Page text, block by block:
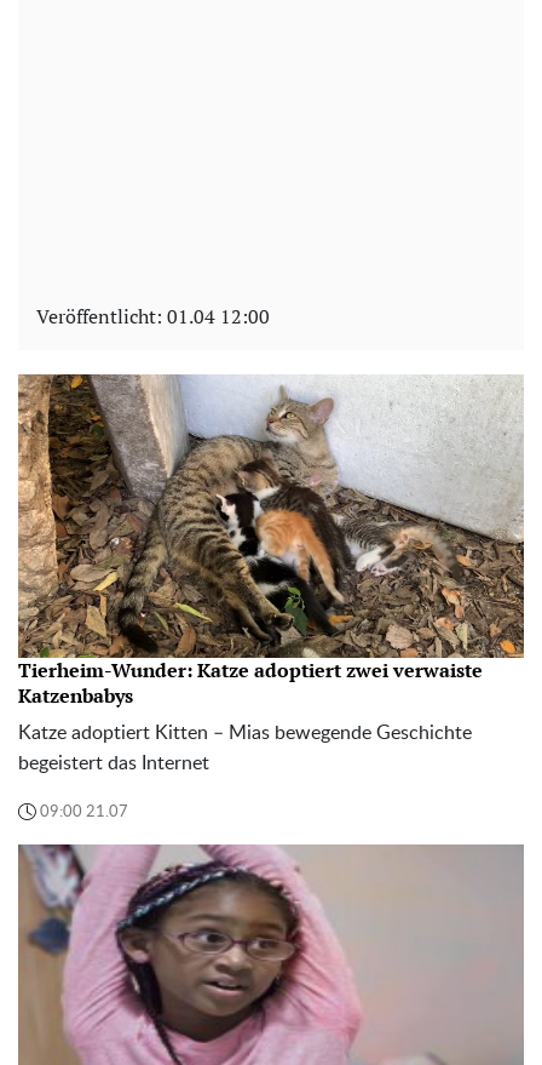
Veröffentlicht: 01.04 12:00
Tierheim-Wunder: Katze adoptiert zwei verwaiste
Katzenbabys
Katze adoptiert Kitten – Mias bewegende Geschichte
begeistert das Internet
09:00 21.07